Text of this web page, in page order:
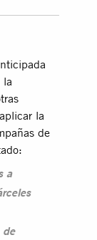
la
la
de
a
de